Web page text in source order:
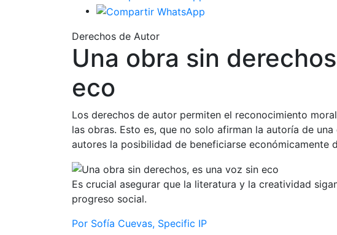
Derechos de Autor
Una obra sin
eco
Los derechos de autor permiten el reconocimiento
las obras. Esto es, que no solo afirman la autoría de
autores la posibilidad de beneficiarse económicamente
Es crucial asegurar que la literatura y la creatividad
progreso social.
Por Sofía Cuevas, Specific IP